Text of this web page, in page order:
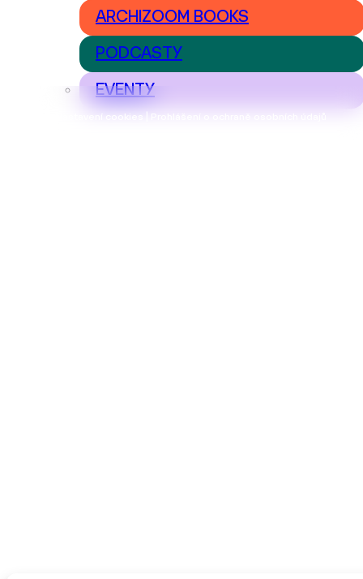
Nastavení cookies | Prohlášení o ochraně osobních údajů
ARCHIZOOM BOOKS
PODCASTY
EVENTY